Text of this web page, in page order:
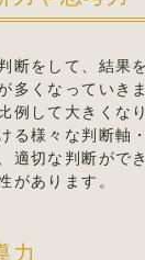
断をして、結果
多くなっていき
例して大きくな
る様々な判断軸
適切な判断がで
があります。
力